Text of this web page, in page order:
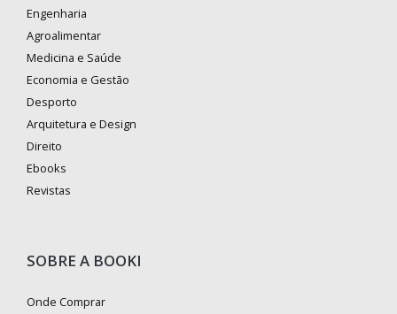
Engenharia
Agroalimentar
Medicina e Saúde
Economia e Gestão
Desporto
Arquitetura e Design
Direito
Ebooks
Revistas
SOBRE A BOOKI
Onde Comprar